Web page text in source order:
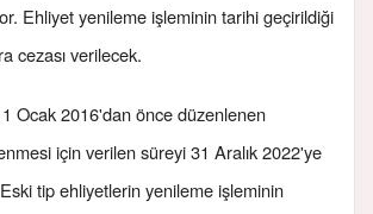
Ehliyet yenileme işleminin tarihi geçirildiği
cezası verilecek.
1 Ocak 2016'dan önce düzenlenen
için verilen süreyi 31 Aralık 2022'ye
Eski tip ehliyetlerin yenileme işleminin